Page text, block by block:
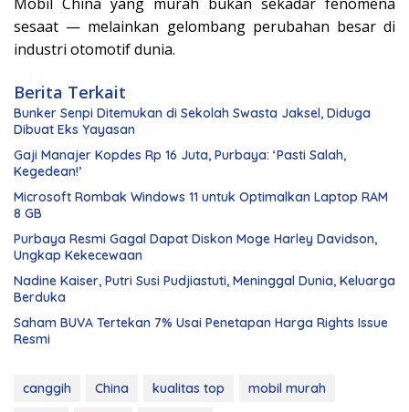
sesaat — melainkan gelombang perubahan besar di
industri otomotif dunia.
Berita Terkait
Bunker Senpi Ditemukan di Sekolah Swasta Jaksel, Diduga
Dibuat Eks Yayasan
Gaji Manajer Kopdes Rp 16 Juta, Purbaya: ‘Pasti Salah,
Kegedean!’
Microsoft Rombak Windows 11 untuk Optimalkan Laptop RAM
8 GB
Purbaya Resmi Gagal Dapat Diskon Moge Harley Davidson,
Ungkap Kekecewaan
Nadine Kaiser, Putri Susi Pudjiastuti, Meninggal Dunia, Keluarga
Berduka
Saham BUVA Tertekan 7% Usai Penetapan Harga Rights Issue
Resmi
canggih China kualitas top
mobil murah